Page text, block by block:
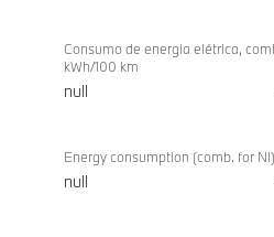
Consumo de energia elétrica,
kWh/100 km
null
Energy consumption (comb. for NI)
null